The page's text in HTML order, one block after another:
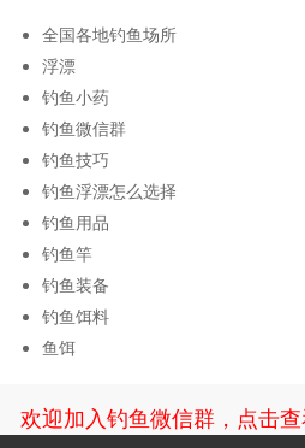
全国各地钓鱼场所
浮漂
钓鱼小药
钓鱼微信群
钓鱼技巧
钓鱼浮漂怎么选择
钓鱼用品
钓鱼竿
钓鱼装备
钓鱼饵料
鱼饵
欢迎加入钓鱼微信群，点击